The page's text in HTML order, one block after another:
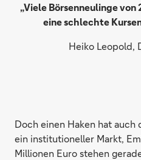
„Viele Börsenneulinge
eine schlechte
Heiko Leopold,
Doch einen Haken hat auch
ein institutioneller Markt,
Millionen Euro stehen